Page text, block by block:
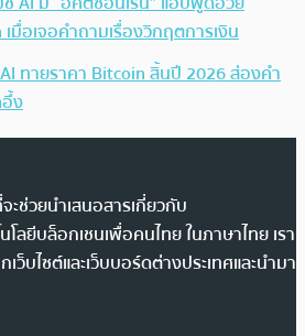
มื่อเจอคำถามเรื่องวิกฤตการเงิน
ทายราคา Bitcoin สิ้นปี 2026 ส่องคำ
ง
ช่วยนำเสนอสารเกี่ยวกับ
โลยีบล็อกเชนเพื่อคนไทย ในภาษาไทย เรา
บไซต์และเว็บบอร์ดต่างประเทศและนำมา